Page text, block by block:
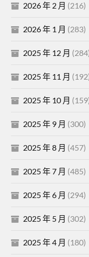
2026 年 2 月 (216)
2026 年 1 月 (283)
2025 年 12 月
2025 年 11 月
2025 年 10 月
2025 年 9 月 (300)
2025 年 8 月 (457)
2025 年 7 月 (485)
2025 年 6 月 (294)
2025 年 5 月 (302)
2025 年 4 月 (180)